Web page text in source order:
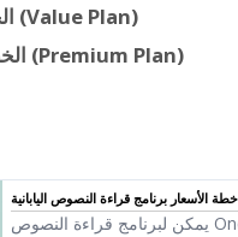
الخطة القيمة (Value Plan)
الخطة المميزة (Premium Plan)
يمكن لبرنامج قراءة النصوص Ondoku قراءة ما